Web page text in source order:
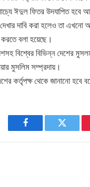
ঈদুল ফিতর উদযাপিত হবে
দাবি করা হলেও তা এখনো
করতে বলা হয়েছে।
বিশ্বের বিভিন্ন দেশের
মুসলিম সম্প্রদায়।
কর্তৃপক্ষ থেকে জানানো হবে
Facebook Twitter